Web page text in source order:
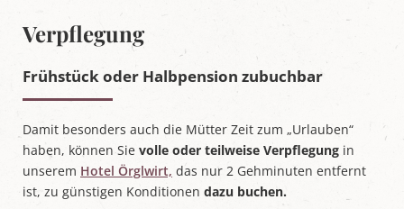
Verpflegung
Frühstück oder Halbpension zubuchbar
Damit besonders auch die Mütter Zeit zum „Urlauben“
haben, können Sie volle oder teilweise Verpflegung in
unserem Hotel Örglwirt, das nur 2 Gehminuten entfernt
ist, zu günstigen Konditionen dazu buchen.